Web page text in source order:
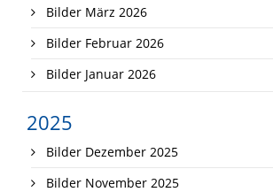
Bilder März 2026
Bilder Februar 2026
Bilder Januar 2026
2025
Bilder Dezember 2025
Bilder November 2025